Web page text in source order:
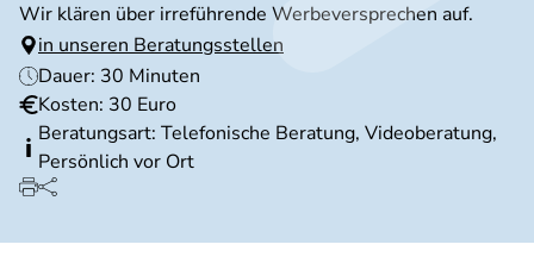
Wir klären über irreführende Werbeversprechen auf.
in unseren Beratungsstellen
Dauer: 30 Minuten
Kosten: 30 Euro
Beratungsart: Telefonische Beratung, Videoberatung,
Persönlich vor Ort